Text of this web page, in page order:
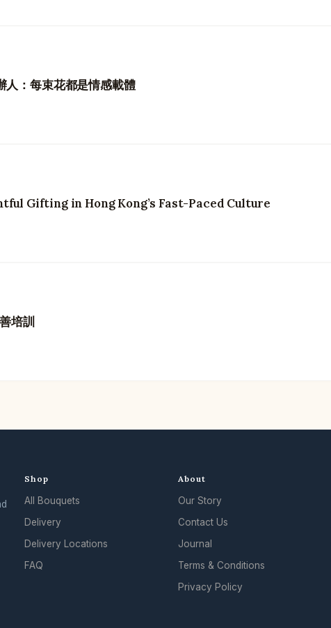
人：每束花都是情感載體
Gifting in Hong Kong’s Fast-Paced Culture
培訓
Shop
All Bouquets
Delivery
Delivery Locations
FAQ
About
Our Story
Contact Us
Journal
Terms & Conditions
Privacy Policy